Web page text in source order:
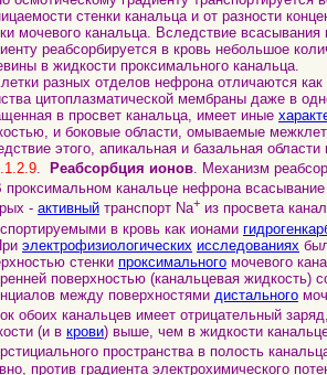
стенки канальца и от разности
мочевого канальца. Вследствие
реабсорбируется в кровь небольшое
в жидкости проксимального канальца.
разных отделов нефрона отличаются
цитоплазматической мембраны даже в
в просвет канальца, имеет иные
и боковые области, омываемые
этого, апикальная и базальная
.1.2.9 Реабсорбция ионов . Механизм
канальце нефрона всасывание
- активный транспорт Na+ из просвета
в кровь как ионами
электрофизиологических исследованиях
стенки проксимального мочевого
поверхностью (канальцевая жидкость)
между поверхностями дистального
обоих канальцев имеет отрицательный
(и в крови) выше, чем в жидкости
пространства в полость
против градиента электрохимического